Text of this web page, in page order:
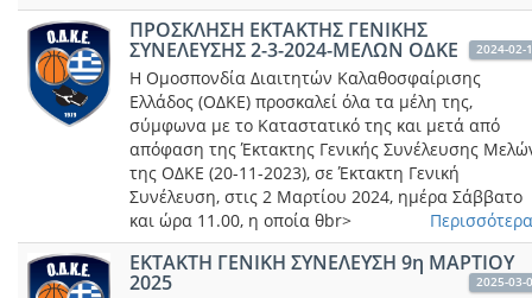
ΠΡΟΣΚΛΗΣΗ ΕΚΤΑΚΤΗΣ ΓΕΝΙΚΗΣ
ΣΥΝΕΛΕΥΣΗΣ 2-3-2024-ΜΕΛΩΝ ΟΔΚΕ 2024-02-
Η Ομοσπονδία Διαιτητών Καλαθοσφαίρισης
Ελλάδος (ΟΔΚΕ) προσκαλεί όλα τα μέλη της,
σύμφωνα με το Καταστατικό της και μετά από
απόφαση της Έκτακτης Γενικής Συνέλευσης
της ΟΔΚΕ (20-11-2023), σε Έκτακτη Γενική
Συνέλευση, στις 2 Μαρτίου 2024, ημέρα Σάββατο
και ώρα 11.00, η οποία θbr>
ΕKTAKTH ΓΕΝΙΚΗ ΣΥΝΕΛΕΥΣΗ 9η ΜΑΡΤΙΟΥ
2025 2025-03-